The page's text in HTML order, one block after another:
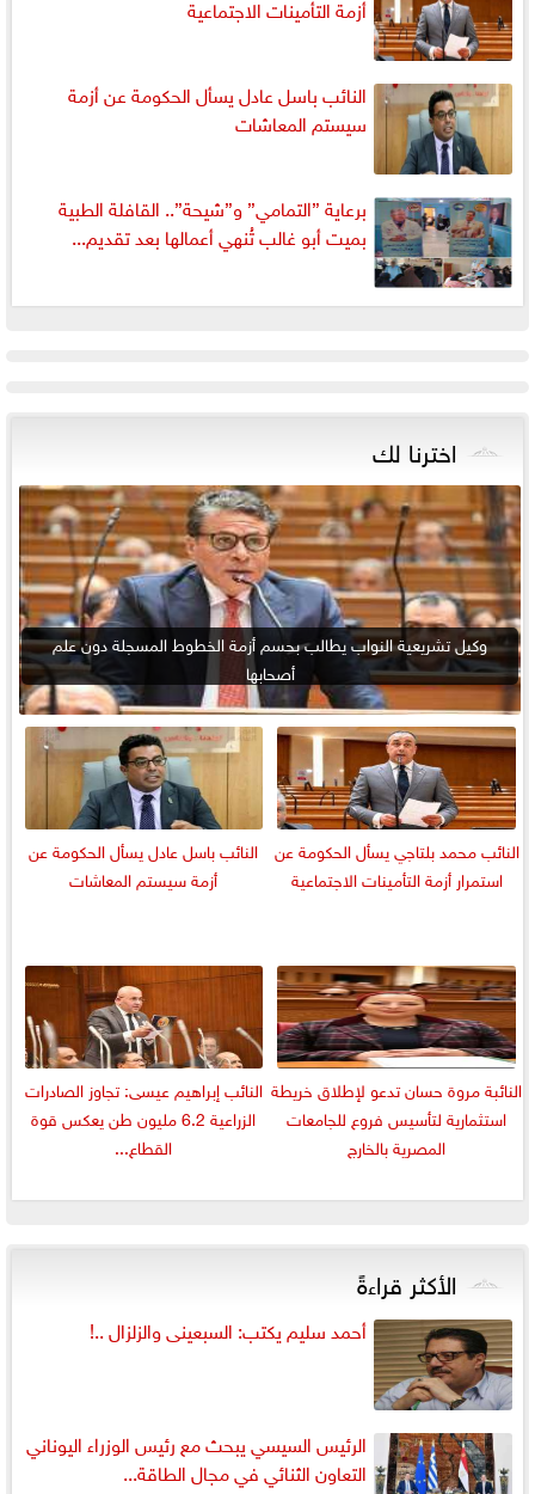
أزمة التأمينات الاجتماعية
النائب باسل عادل يسأل الحكومة عن أزمة
سيستم المعاشات
برعاية ”التمامي” و”شيحة”.. القافلة الطبية
بميت أبو غالب تُنهي أعمالها بعد تقديم...
اخترنا لك
وكيل تشريعية النواب يطالب بحسم أزمة الخطوط المسجلة دون علم
أصحابها
النائب محمد بلتاجي يسأل الحكومة عن
استمرار أزمة التأمينات الاجتماعية
النائب باسل عادل يسأل الحكومة عن
أزمة سيستم المعاشات
النائبة مروة حسان تدعو لإطلاق خريطة
استثمارية لتأسيس فروع للجامعات
المصرية بالخارج
النائب إبراهيم عيسى: تجاوز الصادرات
الزراعية 6.2 مليون طن يعكس قوة
القطاع...
الأكثر قراءةً
أحمد سليم يكتب: السبعينى والزلزال ..!
الرئيس السيسي يبحث مع رئيس الوزراء اليوناني
التعاون الثنائي في مجال الطاقة...